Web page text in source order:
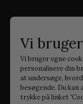
Vi
Vi bruger egne
personalisere din
at undersøge,
besøgende. Du
trykke på linket